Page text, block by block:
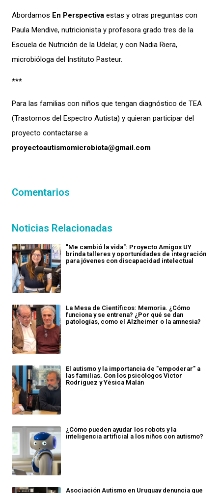
Abordamos En Perspectiva estas y otras preguntas con
Paula Mendive, nutricionista y profesora grado tres de la
Escuela de Nutrición de la Udelar, y con Nadia Riera,
microbióloga del Instituto Pasteur.
***
Para las familias con niños que tengan diagnóstico de TEA
(Trastornos del Espectro Autista) y quieran participar del
proyecto contactarse a
proyectoautismomicrobiota@gmail.com
Comentarios
Noticias Relacionadas
"Me cambió la vida": Proyecto Amigos UY
brinda talleres y oportunidades de integración
para jóvenes con discapacidad intelectual
La Mesa de Científicos: Memoria. ¿Cómo
funciona y se entrena? ¿Por qué se dan
patologías, como el Alzheimer o la amnesia?
El autismo y la importancia de "empoderar" a
las familias. Con los psicólogos Víctor
Rodríguez y Yésica Malán
¿Cómo pueden ayudar los robots y la
inteligencia artificial a los niños con autismo?
Asociación Autismo en Uruguay denuncia que